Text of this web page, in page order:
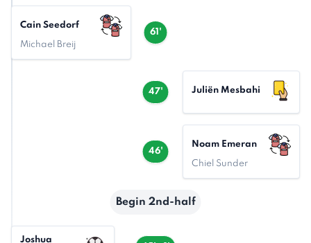
61'
Cain Seedorf
Michael Breij
47' Juliën Mesbahi
46'
Noam Emeran
Chiel Sunder
Begin 2nd-half
Joshua